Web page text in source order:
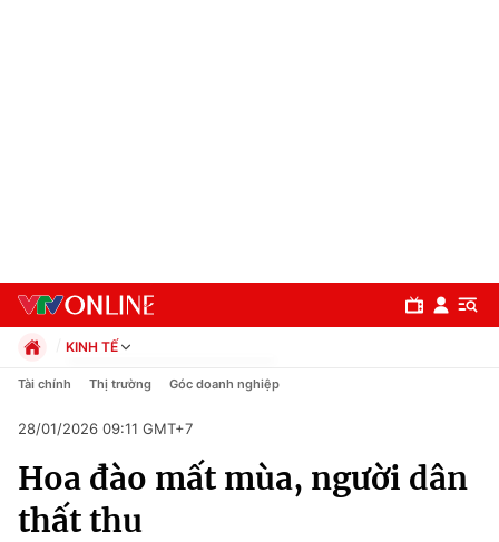
Chuyên mục
Chính trị
KINH TẾ
Chính trị
Pháp luật
Kinh tế
Thể thao
Truyền hình
Tài chính Thị trường Góc doanh nghiệp
28/01/2026 09:11 GMT+7
Hoa đào mất mùa, người dân
thất thu